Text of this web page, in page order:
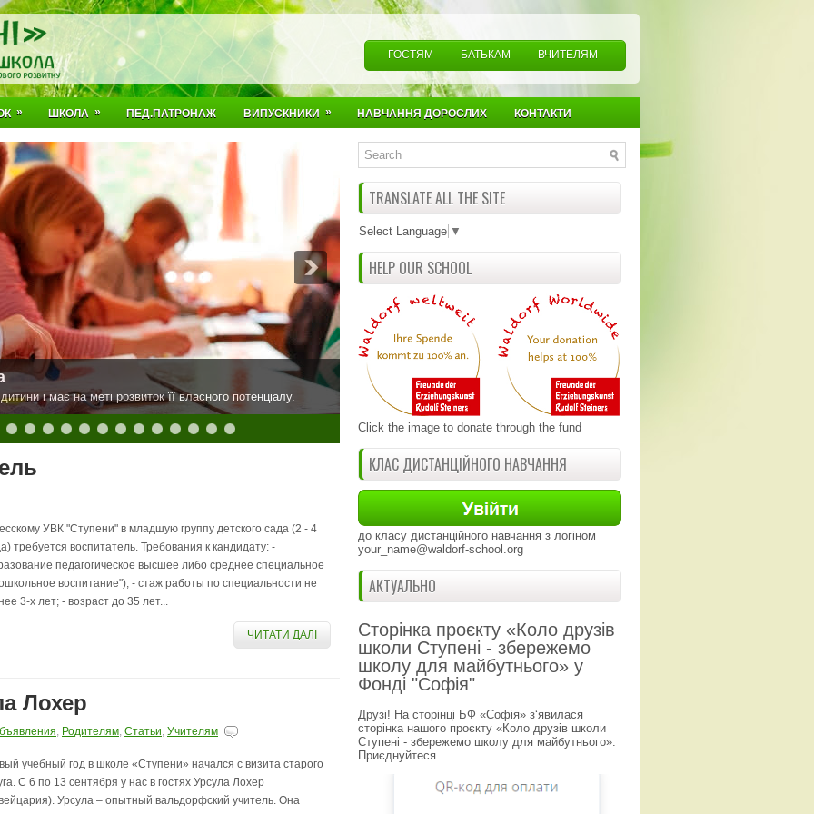
ГОСТЯМ БАТЬКАМ ВЧИТЕЛЯМ
» ШКОЛА » ПЕД.ПАТРОНАЖ ВИПУСКНИКИ » НАВЧАННЯ ДОРОСЛИХ КОНТАКТИ
і має на меті розвиток її власного потенціалу.
УВК "Ступени" в младшую группу детского сада (2 - 4
требуется воспитатель. Требования к кандидату: -
педагогическое высшее либо среднее специальное
воспитание"); - стаж работы по специальности не
3-х лет; - возраст до 35 лет...
ЧИТАТИ ДАЛІ
Лохер
, Родителям, Статьи, Учителям
учебный год в школе «Ступени» начался с визита старого
С 6 по 13 сентября у нас в гостях Урсула Лохер
Урсула – опытный вальдорфский учитель. Она
TRANSLATE ALL THE SITE
Select Language ▼
HELP OUR SCHOOL
Click the image to donate through the fund
КЛАС ДИСТАНЦІЙНОГО НАВЧАННЯ
до класу дистанційного навчання з логіном
your_name@waldorf-school.org
АКТУАЛЬНО
Сторінка проєкту «Коло друзів
школи Ступені - збережемо
школу для майбутнього» у
Фонді "Софія"
Друзі! На сторінці БФ «Софія» з‘явилася
сторінка нашого проєкту «Коло друзів школи
Ступені - збережемо школу для майбутнього».
Приєднуйтеся ...